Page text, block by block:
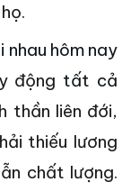
hôm nay
động tất cả
thần liên đới,
thiếu lương
chất lượng.